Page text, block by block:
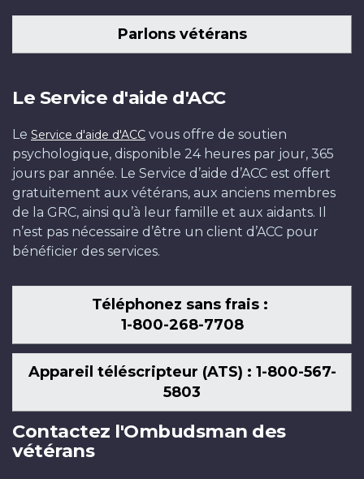
Parlons vétérans
Le Service d'aide d'ACC
Le Service d'aide d'ACC vous offre de soutien
psychologique, disponible 24 heures par jour, 365
jours par année. Le Service d’aide d’ACC est offert
gratuitement aux vétérans, aux anciens membres
de la GRC, ainsi qu’à leur famille et aux aidants. Il
n’est pas nécessaire d’être un client d’ACC pour
bénéficier des services.
Téléphonez sans frais :
1-800-268-7708
Appareil téléscripteur (ATS) : 1-800-567-
5803
Contactez l'Ombudsman des
vétérans